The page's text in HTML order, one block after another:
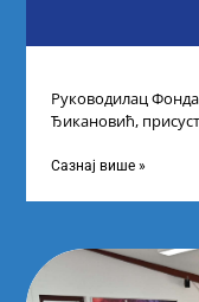
Руководилац
Ђикановић,
Сазнај више »